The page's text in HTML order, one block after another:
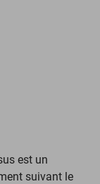
est un
suivant le